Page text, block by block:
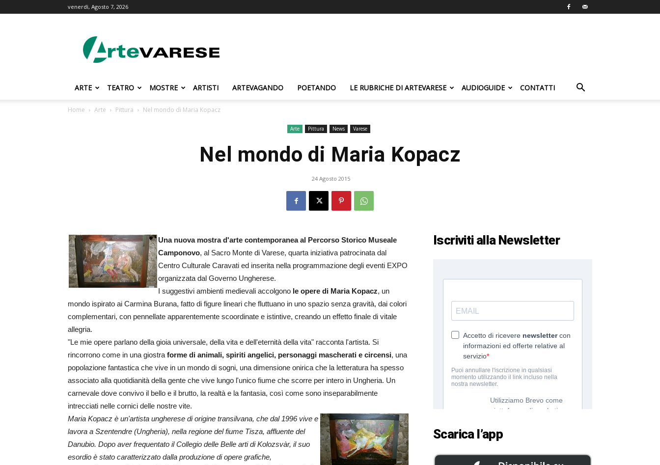
venerdì, Agosto 7, 2026
ARTE TEATRO MOSTRE ARTISTI ARTEVAGANDO POETANDO LE RUBRICHE DI ARTEVARESE AUDIOGUIDE CONTATTI
Home Arte Pittura Nel mondo di Maria Kopacz
Arte Pittura News Varese
Nel mondo di Maria Kopacz
24 Agosto 2015
Una nuova mostra d'arte contemporanea al Percorso Storico Museale
Camponovo, al Sacro Monte di Varese, quarta iniziativa patrocinata dal
Centro Culturale Caravati ed inserita nella programmazione degli eventi EXPO
organizzata dal Governo Ungherese.
I suggestivi ambienti medievali accolgono le opere di Maria Kopacz, un
mondo ispirato ai Carmina Burana, fatto di figure lineari che fluttuano in uno spazio senza gravità, dai colori
complementari, con pennellate apparentemente scoordinate e istintive, creando un effetto finale di vitale
allegria.
"Le mie opere parlano della gioia universale, della vita e dell'eternità della vita" racconta l'artista. Si
rincorrono come in una giostra forme di animali, spiriti angelici, personaggi mascherati e circensi, una
popolazione fantastica che vive in un mondo di sogni, una dimensione onirica che la letteratura ha spesso
associato alla quotidianità della gente che vive lungo l'unico fiume che scorre per intero in Ungheria. Un
carnevale dove convivo il bello e il brutto, la realtà e la fantasia, così come sono inseparabilmente
intrecciati nelle cornici delle nostre vite.
Maria Kopacz è un'artista ungherese di origine transilvana, che dal 1996 vive e
lavora a Szentendre (Ungheria), nella regione del fiume Tisza, affluente del
Danubio. Dopo aver frequentato il Collegio delle Belle arti di Kolozsvàr, il suo
esordio è stato caratterizzato dalla produzione di opere grafiche,
Iscriviti alla Newsletter
Scarica l’app